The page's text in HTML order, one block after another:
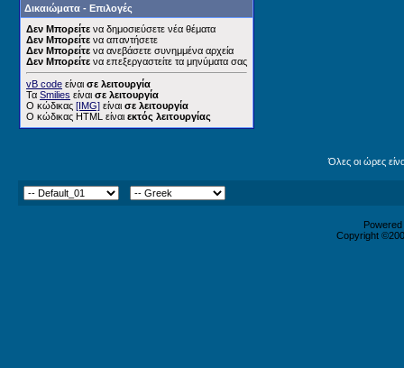
Δικαιώματα - Επιλογές
Δεν Μπορείτε να δημοσιεύσετε νέα θέματα
Δεν Μπορείτε να απαντήσετε
Δεν Μπορείτε να ανεβάσετε συνημμένα αρχεία
Δεν Μπορείτε να επεξεργαστείτε τα μηνύματα σας
vB code είναι σε λειτουργία
Τα Smilies είναι σε λειτουργία
Ο κώδικας [IMG] είναι σε λειτουργία
Ο κώδικας HTML είναι εκτός λειτουργίας
Όλες οι ώρες
Copyright